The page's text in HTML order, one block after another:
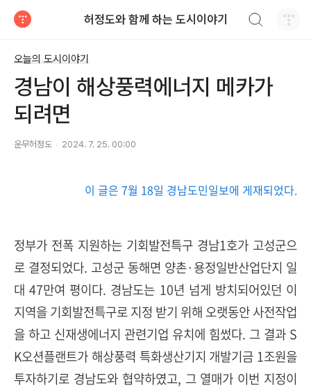
허정도와 함께 하는 도시이야기
오늘의 도시이야기
경남이 해상풍력에너지 메카가
되려면
운무허정도 2024. 7. 25. 00:00
이 글은 7월 18일 경남도민일보에 게재되었다.
정부가 전폭 지원하는 기회발전특구 경남1호가 고성군으
로 결정되었다. 고성군 동해면 양촌·용정일반산업단지 일
대 47만여 평이다. 경남도는 10년 넘게 방치되어있던 이
지역을 기회발전특구로 지정 받기 위해 오랫동안 사전작업
을 하고 신재생에너지 관련기업 유치에 힘썼다. 그 결과 S
K오션플랜트가 해상풍력 특화생산기지 개발기금 1조원을
투자하기로 경남도와 협약하였고, 그 열매가 이번 지정이